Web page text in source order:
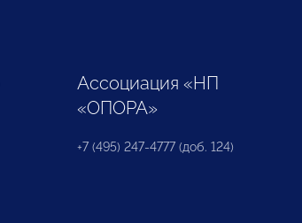
Ассоциация «НП
«ОПОРА»
+7 (495) 247-4777 (доб. 124)